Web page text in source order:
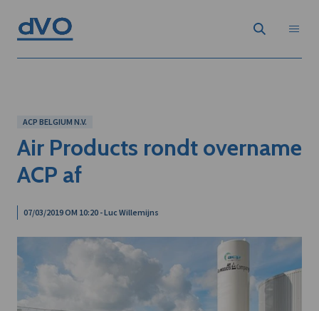
ACP BELGIUM N.V.
Air Products rondt overname
ACP af
07/03/2019 OM 10:20 - Luc Willemijns